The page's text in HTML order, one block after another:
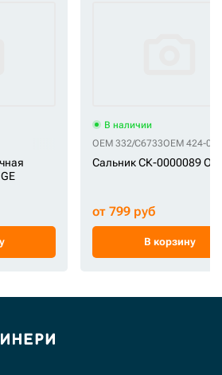
В наличии
OEM 332/C6733OEM 424-
Сальник СК-0000089
от 799 руб
В корзину